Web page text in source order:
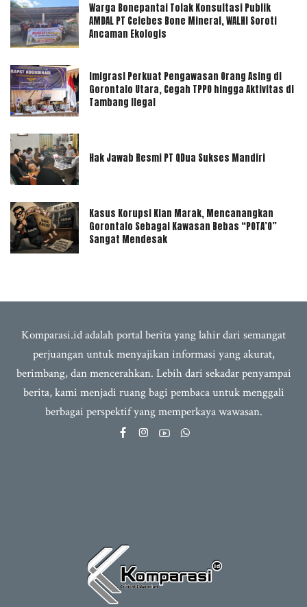
Warga Bonepantai Tolak Konsultasi Publik
AMDAL PT Celebes Bone Mineral, WALHI Soroti
Ancaman Ekologis
Imigrasi Perkuat Pengawasan Orang Asing di
Gorontalo Utara, Cegah TPPO hingga Aktivitas di
Tambang Ilegal
Hak Jawab Resmi PT QDua Sukses Mandiri
Kasus Korupsi Kian Marak, Mencanangkan
Gorontalo Sebagai Kawasan Bebas “POTA’O”
Sangat Mendesak
Komparasi.id adalah portal berita yang lahir dari semangat
perjuangan untuk menyajikan informasi yang akurat,
berimbang, dan mencerahkan. Lebih dari sekadar penyampai
berita, kami menjadi ruang bagi pembaca untuk menggali
berbagai perspektif yang memperkaya wawasan.